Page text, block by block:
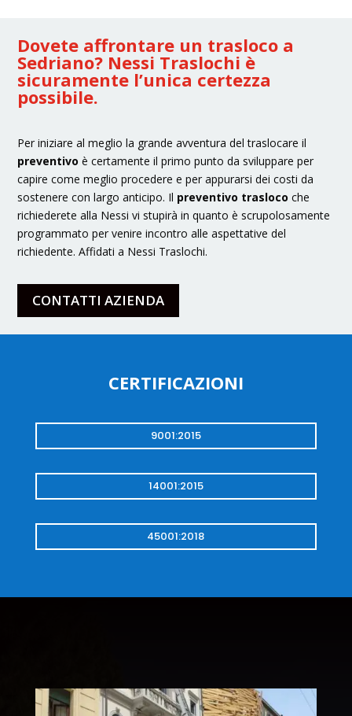
Dovete affrontare un trasloco a
Sedriano? Nessi Traslochi è
sicuramente l’unica certezza
possibile.
Per iniziare al meglio la grande avventura del traslocare il
preventivo è certamente il primo punto da sviluppare per
capire come meglio procedere e per appurarsi dei costi da
sostenere con largo anticipo. Il preventivo trasloco che
richiederete alla Nessi vi stupirà in quanto è scrupolosamente
programmato per venire incontro alle aspettative del
richiedente. Affidati a Nessi Traslochi.
CONTATTI AZIENDA
CERTIFICAZIONI
9001:2015
14001:2015
45001:2018